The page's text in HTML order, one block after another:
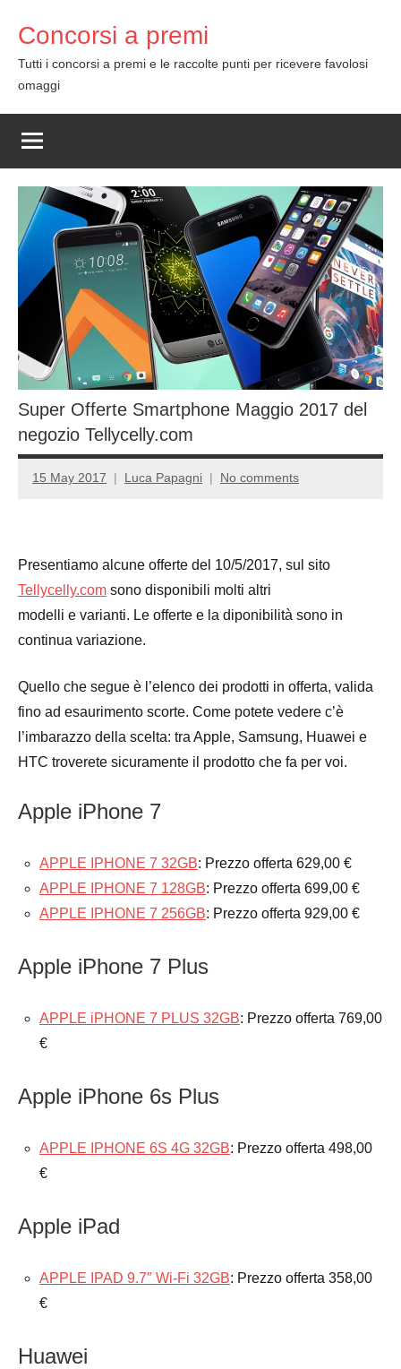
content
Concorsi a premi
Tutti i concorsi a premi e le raccolte punti per ricevere favolosi
omaggi
Super Offerte Smartphone Maggio 2017 del
negozio Tellycelly.com
15 May 2017 Luca Papagni No comments
Presentiamo alcune offerte del 10/5/2017, sul sito
Tellycelly.com sono disponibili molti altri
modelli e varianti. Le offerte e la diponibilità sono in
continua variazione.
Quello che segue è l’elenco dei prodotti in offerta, valida
fino ad esaurimento scorte. Come potete vedere c’è
l’imbarazzo della scelta: tra Apple, Samsung, Huawei e
HTC troverete sicuramente il prodotto che fa per voi.
Apple iPhone 7
APPLE IPHONE 7 32GB: Prezzo offerta 629,00 €
APPLE IPHONE 7 128GB: Prezzo offerta 699,00 €
APPLE IPHONE 7 256GB: Prezzo offerta 929,00 €
Apple iPhone 7 Plus
APPLE iPHONE 7 PLUS 32GB: Prezzo offerta 769,00
€
Apple iPhone 6s Plus
APPLE IPHONE 6S 4G 32GB: Prezzo offerta 498,00
€
Apple iPad
APPLE IPAD 9.7″ Wi-Fi 32GB: Prezzo offerta 358,00
€
Huawei